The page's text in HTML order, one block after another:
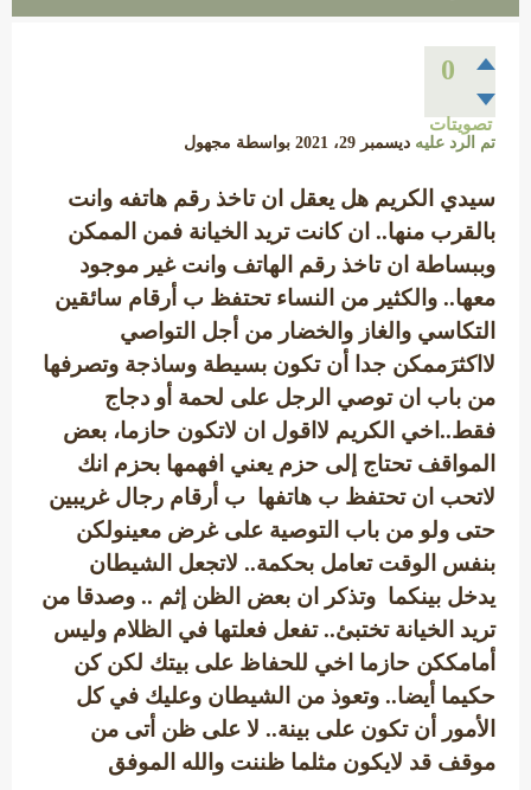
0
تصويتات
تم الرد عليه ديسمبر 29، 2021 بواسطة مجهول
سيدي الكريم هل يعقل ان تاخذ رقم هاتفه وانت
بالقرب منها.. ان كانت تريد الخيانة فمن الممكن
وببساطة ان تاخذ رقم الهاتف وانت غير موجود
معها.. والكثير من النساء تحتفظ ب أرقام سائقين
التكاسي والغاز والخضار من أجل التواصي
لااكثرَممكن جدا أن تكون بسيطة وساذجة وتصرفها
من باب ان توصي الرجل على لحمة أو دجاج
فقط..اخي الكريم لااقول ان لاتكون حازما، بعض
المواقف تحتاج إلى حزم يعني افهمها بحزم انك
لاتحب ان تحتفظ ب هاتفها ب أرقام رجال غريبين
حتى ولو من باب التوصية على غرض معينولكن
بنفس الوقت تعامل بحكمة.. لاتجعل الشيطان
يدخل بينكما وتذكر ان بعض الظن إثم .. وصدقا من
تريد الخيانة تختبئ.. تفعل فعلتها في الظلام وليس
أمامككن حازما اخي للحفاظ على بيتك لكن كن
حكيما أيضا.. وتعوذ من الشيطان وعليك في كل
الأمور أن تكون على بينة.. لا على ظن أتى من
موقف قد لايكون مثلما ظننت والله الموفق